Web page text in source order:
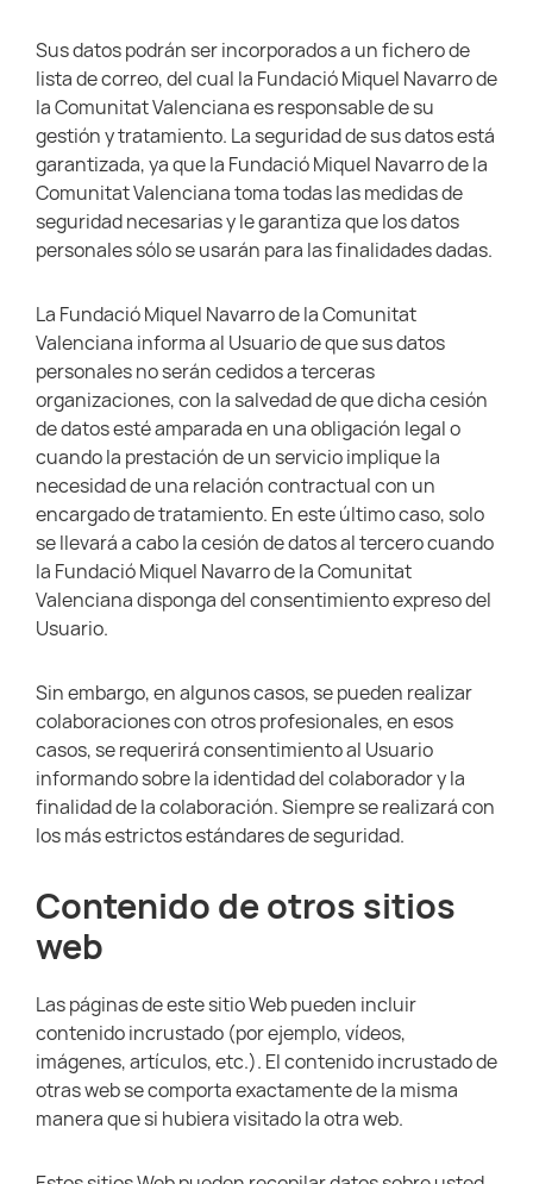
Sus datos podrán ser incorporados a un fichero de
lista de correo, del cual la Fundació Miquel Navarro de
la Comunitat Valenciana es responsable de su
gestión y tratamiento. La seguridad de sus datos está
garantizada, ya que la Fundació Miquel Navarro de la
Comunitat Valenciana toma todas las medidas de
seguridad necesarias y le garantiza que los datos
personales sólo se usarán para las finalidades dadas.
La Fundació Miquel Navarro de la Comunitat
Valenciana informa al Usuario de que sus datos
personales no serán cedidos a terceras
organizaciones, con la salvedad de que dicha cesión
de datos esté amparada en una obligación legal o
cuando la prestación de un servicio implique la
necesidad de una relación contractual con un
encargado de tratamiento. En este último caso, solo
se llevará a cabo la cesión de datos al tercero cuando
la Fundació Miquel Navarro de la Comunitat
Valenciana disponga del consentimiento expreso del
Usuario.
Sin embargo, en algunos casos, se pueden realizar
colaboraciones con otros profesionales, en esos
casos, se requerirá consentimiento al Usuario
informando sobre la identidad del colaborador y la
finalidad de la colaboración. Siempre se realizará con
los más estrictos estándares de seguridad.
Contenido de otros sitios
web
Las páginas de este sitio Web pueden incluir
contenido incrustado (por ejemplo, vídeos,
imágenes, artículos, etc.). El contenido incrustado de
otras web se comporta exactamente de la misma
manera que si hubiera visitado la otra web.